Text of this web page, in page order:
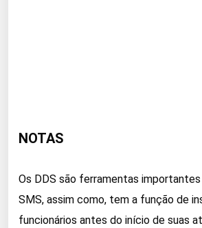
NOTAS
Os DDS são ferramentas
SMS, assim como, tem a função de
funcionários antes do início de suas